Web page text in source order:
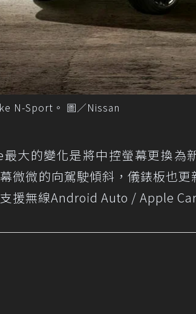
N-Sport。 圖／Nissan
大的變化是將中控螢幕更換為
微微的向駕駛傾斜，儀錶板也
援無線Android Auto / Apple